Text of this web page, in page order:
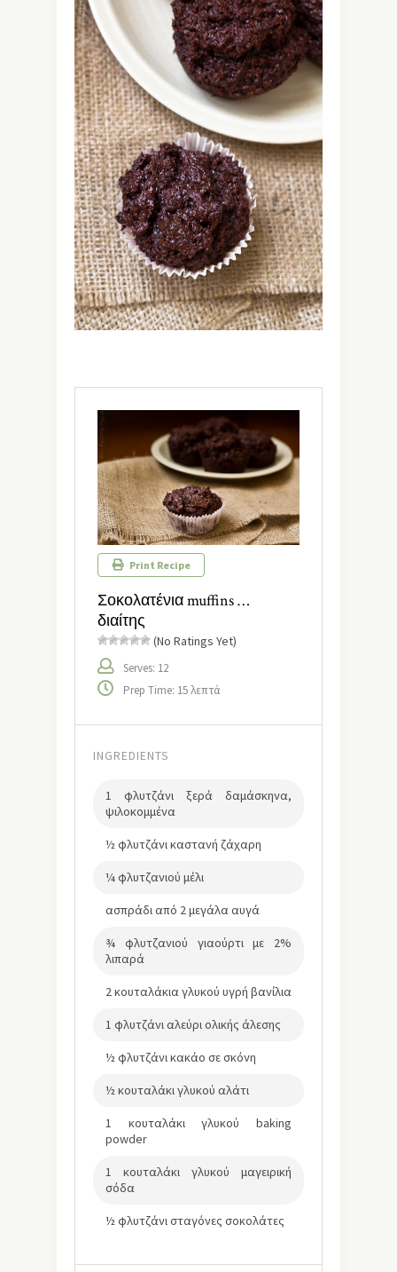
Print Recipe
Σοκολατένια muffins …
διαίτης
(No Ratings Yet)
Serves: 12
Prep Time: 15 λεπτά
INGREDIENTS
1 φλυτζάνι ξερά δαμάσκηνα,
ψιλοκομμένα
½ φλυτζάνι καστανή ζάχαρη
¼ φλυτζανιού μέλι
ασπράδι από 2 μεγάλα αυγά
¾ φλυτζανιού γιαούρτι με 2%
λιπαρά
2 κουταλάκια γλυκού υγρή βανίλια
1 φλυτζάνι αλεύρι ολικής άλεσης
½ φλυτζάνι κακάο σε σκόνη
½ κουταλάκι γλυκού αλάτι
1 κουταλάκι γλυκού baking
powder
1 κουταλάκι γλυκού μαγειρική
σόδα
½ φλυτζάνι σταγόνες σοκολάτες